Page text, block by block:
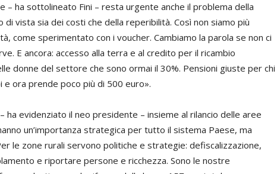
– ha sottolineato Fini – resta urgente anche il problema della
di vista sia dei costi che della reperibilità. Così non siamo più
come sperimentato con i voucher. Cambiamo la parola se non ci
E ancora: accesso alla terra e al credito per il ricambio
donne del settore che sono ormai il 30%. Pensioni giuste per chi
ora prende poco più di 500 euro».
evidenziato il neo presidente – insieme al rilancio delle aree
un’importanza strategica per tutto il sistema Paese, ma
le zone rurali servono politiche e strategie: defiscalizzazione,
e riportare persone e ricchezza. Sono le nostre